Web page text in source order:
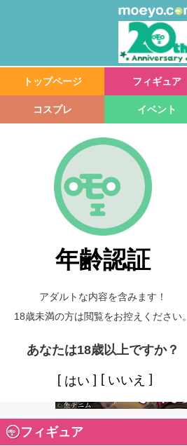
トップページ フィギュア
コスプレ イベント
年齢認証
アダルトな内容を含みます！
18歳未満の方は閲覧をお控えください。
あなたは18歳以上ですか？
はい いいえ
フィギュア